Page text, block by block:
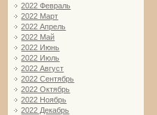
2022 Февраль
2022 Март
2022 Апрель
2022 Май
2022 Июнь
2022 Июль
2022 Август
2022 Сентябрь
2022 Октябрь
2022 Ноябрь
2022 Декабрь